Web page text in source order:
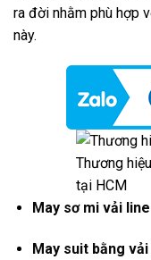
ra đời nhằm phù hợp
này.
Thương
tại HCM
May sơ mi vải
May suit bằng